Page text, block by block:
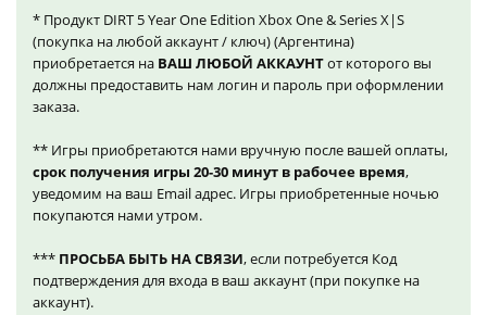
* Продукт DIRT 5 Year One Edition Xbox One & Series X|S
(покупка на любой аккаунт / ключ) (Аргентина)
приобретается на ВАШ ЛЮБОЙ АККАУНТот которого вы
должны предоставить нам логин и пароль при оформлении
заказа.
** Игры приобретаются нами вручную после вашей оплаты,
срок получения игры 20-30 минут в рабочее время,
уведомим на ваш Email адрес. Игры приобретенные ночью
покупаются нами утром.
*** ПРОСЬБА БЫТЬ НА СВЯЗИ, если потребуется Код
подтверждения для входа в ваш аккаунт (при покупке на
аккаунт).